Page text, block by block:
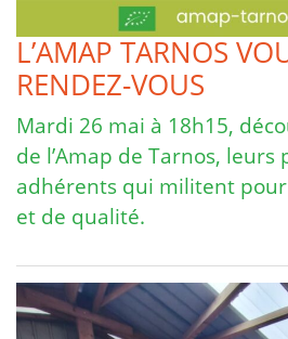
L’AMAP TARNOS
RENDEZ-VOUS
Mardi 26 mai à 18h15,
de l’Amap de Tarnos,
adhérents qui militent
et de qualité.